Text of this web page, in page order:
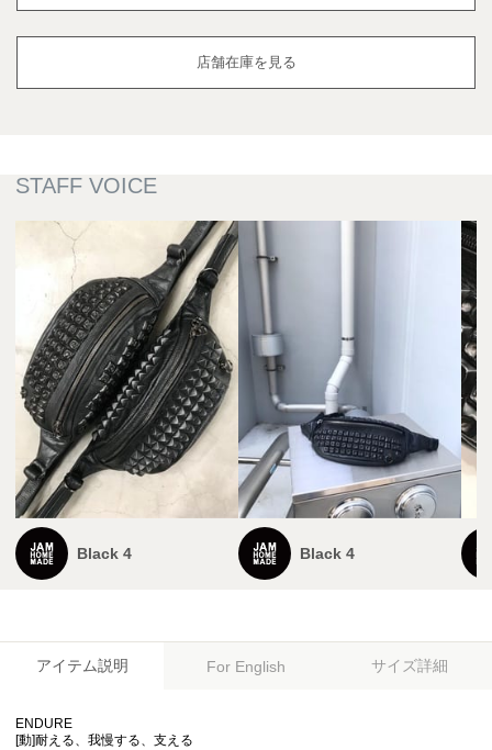
店舗在庫を見る
Black 4 Black 4
アイテム説明 For English サイズ詳細
ENDURE
[動]耐える、我慢する、支える